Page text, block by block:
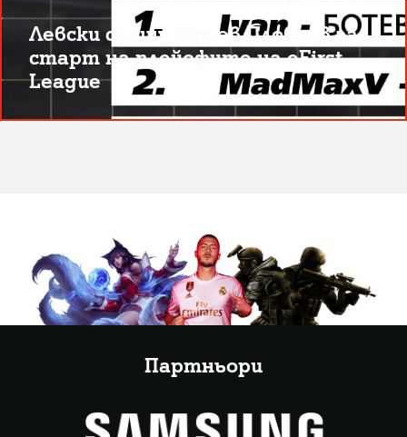
Левски срещу Ботев Пловдив за
старт на плейофите на eFirst
League
Партньори